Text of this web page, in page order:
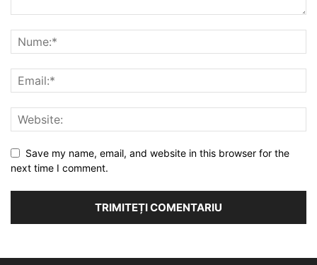
Save my name, email, and website in this browser for the
next time I comment.